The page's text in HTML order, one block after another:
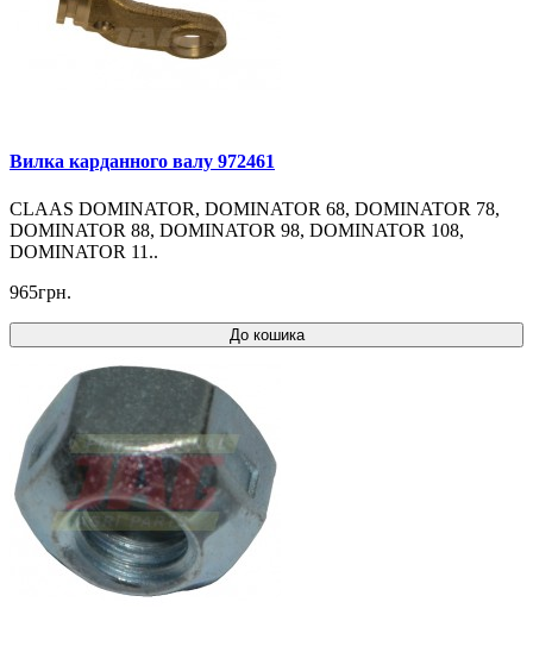
Вилка карданного валу 972461
CLAAS DOMINATOR, DOMINATOR 68, DOMINATOR 78,
DOMINATOR 88, DOMINATOR 98, DOMINATOR 108,
DOMINATOR 11..
965грн.
До кошика